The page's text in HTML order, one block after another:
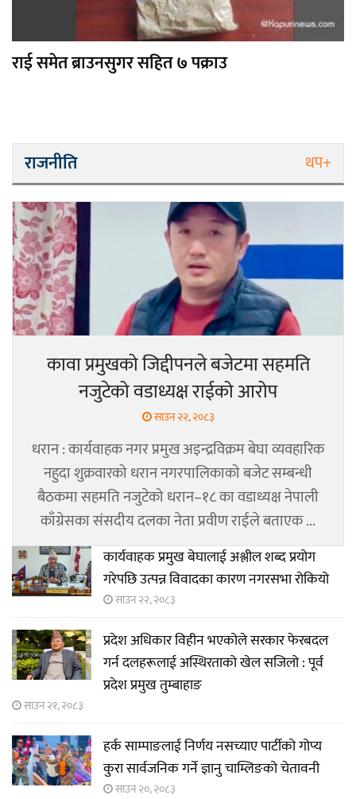
राई समेत ब्राउनसुगर सहित ७ पक्राउ
राजनीति थप+
कावा प्रमुखको जिद्दीपनले बजेटमा सहमति
नजुटेको वडाध्यक्ष राईको आरोप
साउन २२, २०८३
धरान : कार्यवाहक नगर प्रमुख अइन्द्रविक्रम बेघा व्यवहारिक
नहुदा शुक्रवारको धरान नगरपालिकाको बजेट सम्बन्धी
बैठकमा सहमति नजुटेको धरान–१८ का वडाध्यक्ष नेपाली
काँग्रेसका संसदीय दलका नेता प्रवीण राईले बताएक ...
कार्यवाहक प्रमुख बेघालाई अश्लील शब्द प्रयोग
गरेपछि उत्पन्न विवादका कारण नगरसभा रोकियो
साउन २२, २०८३
प्रदेश अधिकार विहीन भएकोले सरकार फेरबदल
गर्न दलहरूलाई अस्थिरताको खेल सजिलो : पूर्व
प्रदेश प्रमुख तुम्बाहाङ
साउन २१, २०८३
हर्क साम्पाङलाई निर्णय नसच्याए पार्टीको गोप्य
कुरा सार्वजनिक गर्ने ज्ञानु चाम्लिङको चेतावनी
साउन २०, २०८३